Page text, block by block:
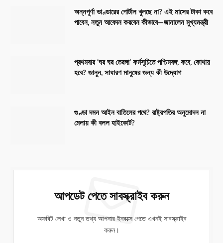
অন্নপূর্ণা ভাণ্ডারের পোর্টাল খুলছে না? এই মাসের টাকা কবে
পাবেন, নতুন আবেদন করবেন কীভাবে—জানালেন মুখ্যমন্ত্রী
প্রথমবার ‘ঘর ঘর তেরঙ্গা’ কর্মসূচিতে পশ্চিমবঙ্গ, কবে, কোথায়
হবে? জানুন, সাধারণ মানুষের জন্য কী উদ্যোগ
গুণ্ডা দমন আইন বাতিলের পথে? রাষ্ট্রপতির অনুমোদন না
মেলায় কী বলল হাইকোর্ট?
আপডেট পেতে সাবস্ক্রাইব করুন
অফবিট লেখা ও নতুন তথ্য আপনার ইনবক্সে পেতে এখনই সাবস্ক্রাইব
করুন।